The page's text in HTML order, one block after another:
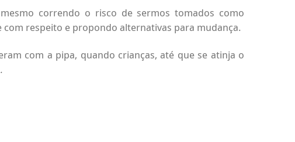
correndo o risco de sermos tomados como
respeito e propondo alternativas para mudança.
com a pipa, quando crianças, até que se atinja o